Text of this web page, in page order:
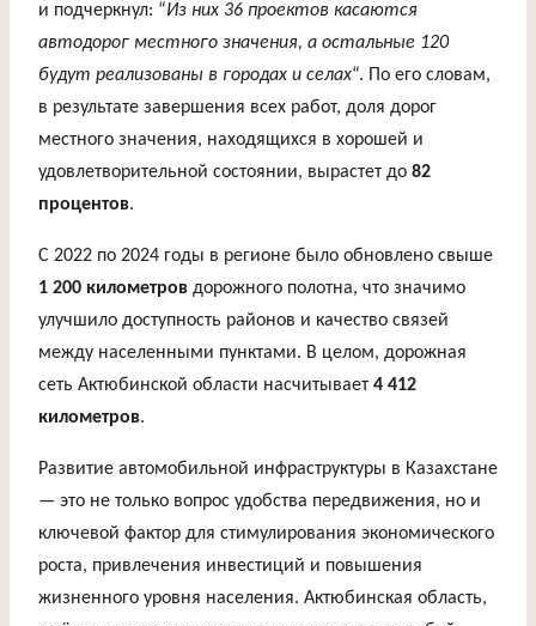
и подчеркнул: “Из них 36 проектов касаются
автодорог местного значения, а остальные 120
будут реализованы в городах и селах“. По его словам,
в результате завершения всех работ, доля дорог
местного значения, находящихся в хорошей и
удовлетворительной состоянии, вырастет до 82
процентов.
С 2022 по 2024 годы в регионе было обновлено свыше
1 200 километров дорожного полотна, что значимо
улучшило доступность районов и качество связей
между населенными пунктами. В целом, дорожная
сеть Актюбинской области насчитывает 4 412
километров.
Развитие автомобильной инфраструктуры в Казахстане
— это не только вопрос удобства передвижения, но и
ключевой фактор для стимулирования экономического
роста, привлечения инвестиций и повышения
жизненного уровня населения. Актюбинская область,